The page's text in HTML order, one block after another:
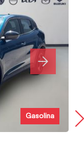
Gasolina